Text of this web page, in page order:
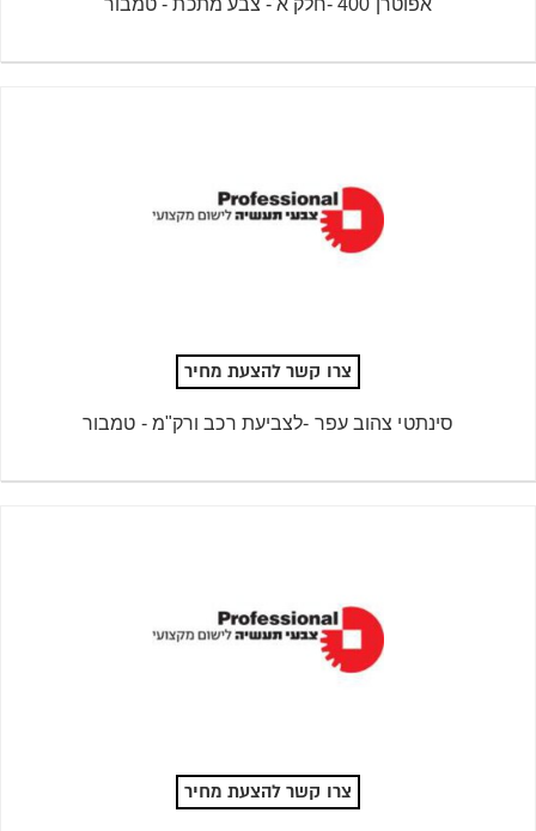
צרו קשר להצעת מחיר
סינתטי צהוב עפר -לצביעת רכב ורק"מ - טמבור
צרו קשר להצעת מחיר